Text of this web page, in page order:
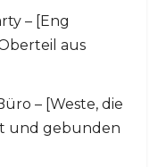
– [Eng
aus
– [Weste, die
und gebunden